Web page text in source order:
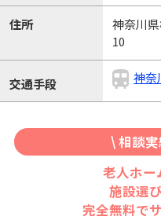
住所
神奈川
10
交通手段 神奈
\ 相談
老人ホー
施設選
完全無料で